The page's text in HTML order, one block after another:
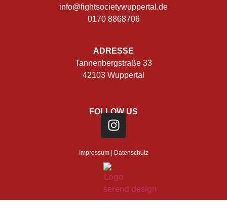
info@fightsocietywuppertal.de
0170 8868706
ADRESSE
Tannenbergstraße 33
42103 Wuppertal
FOLLOW US
Impressum| Datenschutz